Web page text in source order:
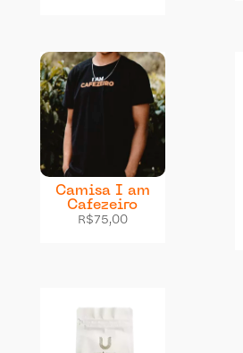
Camisa I am
Cafezeiro
R$75,00